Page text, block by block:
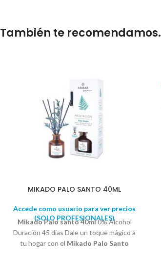
También te
MIKADO PALO SANTO 40ML
Accede como usuario para ver precios
(SOLO PROFESIONALES)
Mikado Palo santo 40ml0% Alcohol
Duración 45 días Dale un toque mágico a
tu hogar con el Mikado Palo Santo